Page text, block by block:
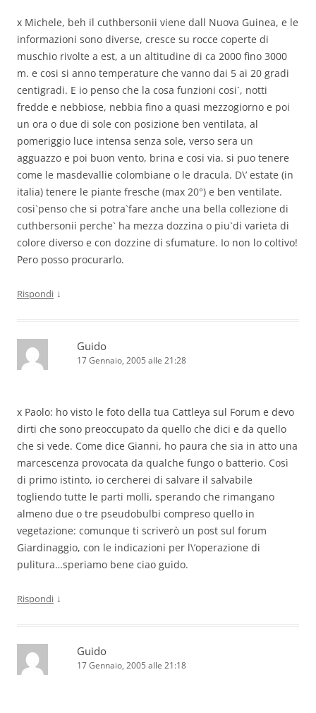
x Michele, beh il cuthbersonii viene dall Nuova Guinea, e le
informazioni sono diverse, cresce su rocce coperte di
muschio rivolte a est, a un altitudine di ca 2000 fino 3000
m. e cosi si anno temperature che vanno dai 5 ai 20 gradi
centigradi. E io penso che la cosa funzioni cosi`, notti
fredde e nebbiose, nebbia fino a quasi mezzogiorno e poi
un ora o due di sole con posizione ben ventilata, al
pomeriggio luce intensa senza sole, verso sera un
agguazzo e poi buon vento, brina e cosi via. si puo tenere
come le masdevallie colombiane o le dracula. D\’ estate (in
italia) tenere le piante fresche (max 20°) e ben ventilate.
cosi`penso che si potra`fare anche una bella collezione di
cuthbersonii perche` ha mezza dozzina o piu`di varieta di
colore diverso e con dozzine di sfumature. Io non lo coltivo!
Pero posso procurarlo.
Rispondi ↓
Guido
17 Gennaio, 2005 alle 21:28
x Paolo: ho visto le foto della tua Cattleya sul Forum e devo
dirti che sono preoccupato da quello che dici e da quello
che si vede. Come dice Gianni, ho paura che sia in atto una
marcescenza provocata da qualche fungo o batterio. Così
di primo istinto, io cercherei di salvare il salvabile
togliendo tutte le parti molli, sperando che rimangano
almeno due o tre pseudobulbi compreso quello in
vegetazione: comunque ti scriverò un post sul forum
Giardinaggio, con le indicazioni per l\’operazione di
pulitura…speriamo bene ciao guido.
Rispondi ↓
Guido
17 Gennaio, 2005 alle 21:18